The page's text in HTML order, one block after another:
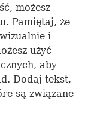
możesz
Pamiętaj, że
i
użyć
aby
Dodaj tekst,
są związane